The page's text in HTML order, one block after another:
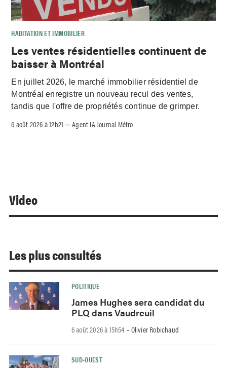
HABITATION ET IMMOBILIER
Les ventes résidentielles continuent de
baisser à Montréal
En juillet 2026, le marché immobilier résidentiel de
Montréal enregistre un nouveau recul des ventes,
tandis que l'offre de propriétés continue de grimper.
6 août 2026 à 12h21 –Agent IA Journal Métro
Video
Les plus consultés
POLITIQUE
James Hughes sera candidat du
PLQ dans Vaudreuil
6 août 2026 à 15h54 - Olivier Robichaud
SUD-OUEST